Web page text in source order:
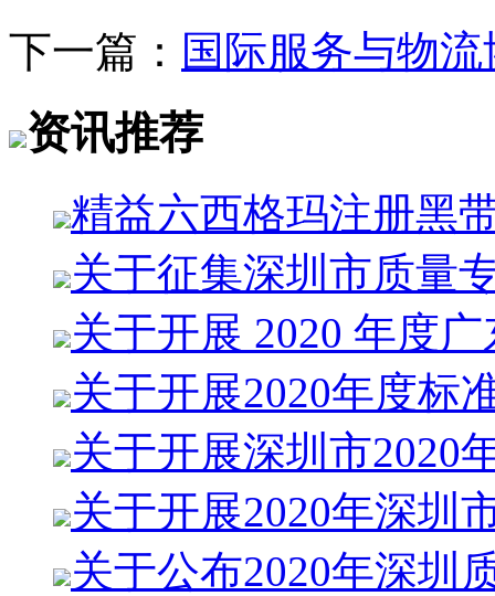
下一篇： 国际服务与物
资讯推荐
精益六西格玛注册黑
关于征集深圳市质量
关于开展 2020 年度
关于开展2020年度标
关于开展深圳市2020
关于开展2020年深圳
关于公布2020年深圳